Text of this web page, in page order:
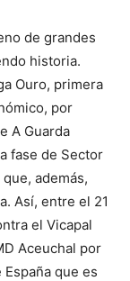
de grandes
historia.
Ouro, primera
por
A Guarda
fase de Sector
además,
Así, entre el 21
el Vicapal
Aceuchal por
que es